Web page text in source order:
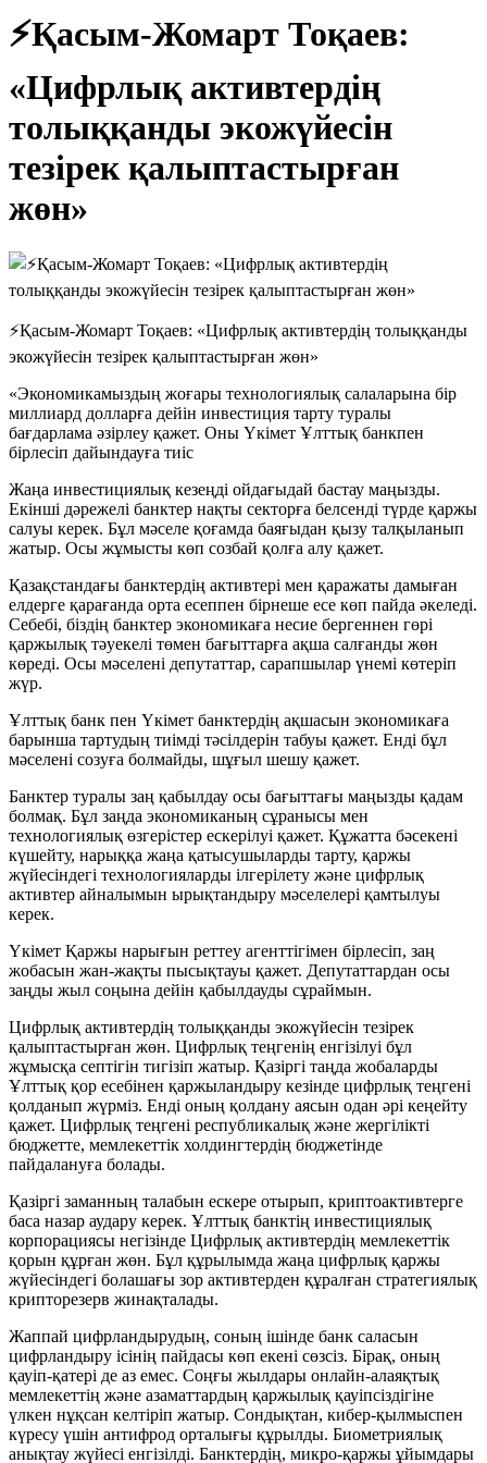
⚡️Қасым-Жомарт Тоқаев:
«Цифрлық активтердің
толыққанды экожүйесін
тезірек қалыптастырған
жөн»
⚡️Қасым-Жомарт Тоқаев: «Цифрлық активтердің толыққанды
экожүйесін тезірек қалыптастырған жөн»
«Экономикамыздың жоғары технологиялық салаларына бір
миллиард долларға дейін инвестиция тарту туралы
бағдарлама әзірлеу қажет. Оны Үкімет Ұлттық банкпен
бірлесіп дайындауға тиіс
Жаңа инвестициялық кезеңді ойдағыдай бастау маңызды.
Екінші дәрежелі банктер нақты секторға белсенді түрде қаржы
салуы керек. Бұл мәселе қоғамда баяғыдан қызу талқыланып
жатыр. Осы жұмысты көп созбай қолға алу қажет.
Қазақстандағы банктердің активтері мен қаражаты дамыған
елдерге қарағанда орта есеппен бірнеше есе көп пайда әкеледі.
Себебі, біздің банктер экономикаға несие бергеннен гөрі
қаржылық тәуекелі төмен бағыттарға ақша салғанды жөн
көреді. Осы мәселені депутаттар, сарапшылар үнемі көтеріп
жүр.
Ұлттық банк пен Үкімет банктердің ақшасын экономикаға
барынша тартудың тиімді тәсілдерін табуы қажет. Енді бұл
мәселені созуға болмайды, шұғыл шешу қажет.
Банктер туралы заң қабылдау осы бағыттағы маңызды қадам
болмақ. Бұл заңда экономиканың сұранысы мен
технологиялық өзгерістер ескерілуі қажет. Құжатта бәсекені
күшейту, нарыққа жаңа қатысушыларды тарту, қаржы
жүйесіндегі технологияларды ілгерілету және цифрлық
активтер айналымын ырықтандыру мәселелері қамтылуы
керек.
Үкімет Қаржы нарығын реттеу агенттігімен бірлесіп, заң
жобасын жан-жақты пысықтауы қажет. Депутаттардан осы
заңды жыл соңына дейін қабылдауды сұраймын.
Цифрлық активтердің толыққанды экожүйесін тезірек
қалыптастырған жөн. Цифрлық теңгенің енгізілуі бұл
жұмысқа септігін тигізіп жатыр. Қазіргі таңда жобаларды
Ұлттық қор есебінен қаржыландыру кезінде цифрлық теңгені
қолданып жүрміз. Енді оның қолдану аясын одан әрі кеңейту
қажет. Цифрлық теңгені республикалық және жергілікті
бюджетте, мемлекеттік холдингтердің бюджетінде
пайдалануға болады.
Қазіргі заманның талабын ескере отырып, криптоактивтерге
баса назар аудару керек. Ұлттық банктің инвестициялық
корпорациясы негізінде Цифрлық активтердің мемлекеттік
қорын құрған жөн. Бұл құрылымда жаңа цифрлық қаржы
жүйесіндегі болашағы зор активтерден құралған стратегиялық
крипторезерв жинақталады.
Жаппай цифрландырудың, соның ішінде банк саласын
цифрландыру ісінің пайдасы көп екені сөзсіз. Бірақ, оның
қауіп-қатері де аз емес. Соңғы жылдары онлайн-алаяқтық
мемлекеттің және азаматтардың қаржылық қауіпсіздігіне
үлкен нұқсан келтіріп жатыр. Сондықтан, кибер-қылмыспен
күресу үшін антифрод орталығы құрылды. Биометриялық
анықтау жүйесі енгізілді. Банктердің, микро-қаржы ұйымдары